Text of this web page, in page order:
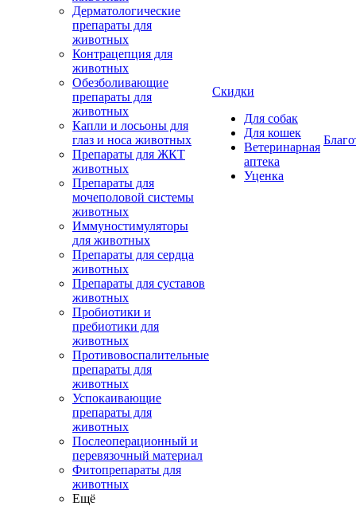
Дерматологические
препараты для
животных
Контрацепция для
животных
Обезболивающие
препараты для
животных
Капли и лосьоны для
глаз и носа животных
Препараты для ЖКТ
животных
Препараты для
мочеполовой системы
животных
Иммуностимуляторы
для животных
Препараты для сердца
животных
Препараты для суставов
животных
Пробиотики и
пребиотики для
животных
Противовоспалительные
препараты для
животных
Успокаивающие
препараты для
животных
Послеоперационный и
перевязочный материал
Фитопрепараты для
животных
Ещё
Скидки
Для собак
Для кошек
Ветеринарная
аптека
Уценка